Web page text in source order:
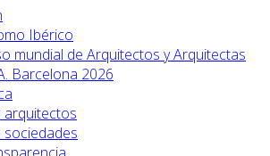
Ibérico
mundial de Arquitectos y Arquitectas
Barcelona 2026
arquitectos
sociedades